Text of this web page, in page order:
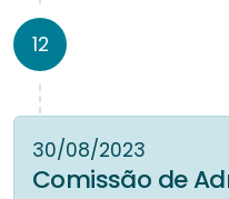
12
30/08/2023
Comissão de